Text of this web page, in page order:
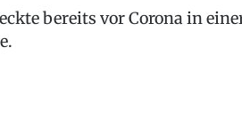
bereits vor Corona in